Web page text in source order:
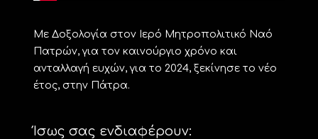
Με Δοξολογία στον Ιερό Μητροπολιτικό Ναό
Πατρών, για τον καινούργιο χρόνο και
ανταλλαγή ευχών, για το 2024, ξεκίνησε το νέο
έτος, στην Πάτρα.
Ίσως σας ενδιαφέρουν: